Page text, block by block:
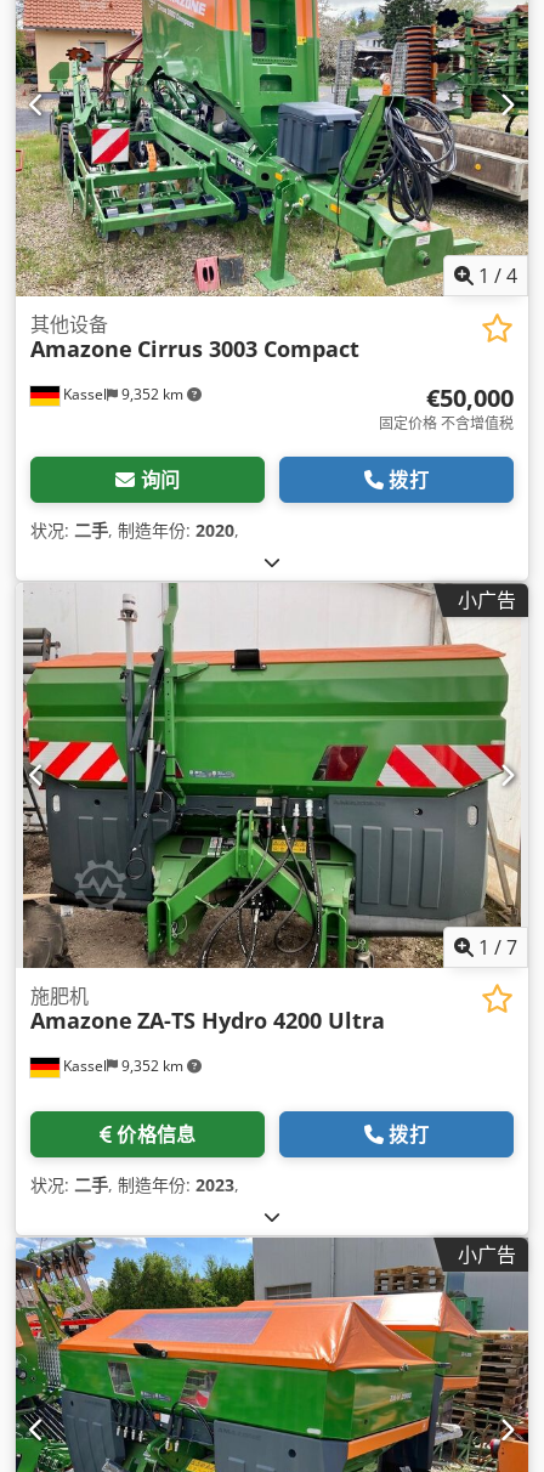
1 /4
Kassel 9,352 km
其他设备
Amazone Cirrus 3003 Compact
€50,000
固定价格 不含增值税
询问 拨打
状况: 二手, 制造年份: 2020,
小广告
1 /7
Kassel 9,352 km
施肥机
Amazone ZA-TS Hydro 4200 Ultra
价格信息 拨打
状况: 二手, 制造年份: 2023,
小广告